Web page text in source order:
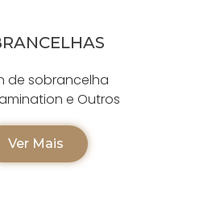
de sobrancelha
e Outros
Ver Mais